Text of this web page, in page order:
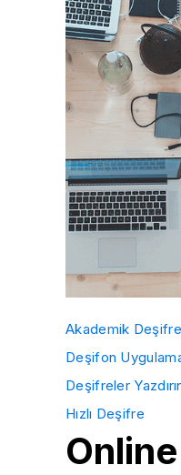
Akademik Deşifre
Deşifon
Deşifreler
Hızlı Deşifre